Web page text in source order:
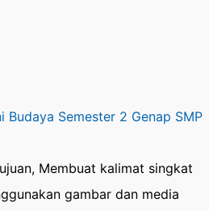
Budaya Semester 2 Genap SMP
Membuat kalimat singkat
gambar dan media